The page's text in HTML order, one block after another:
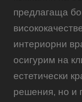
предлагаща
интериорни
осигурим на
естетически
решения, но и